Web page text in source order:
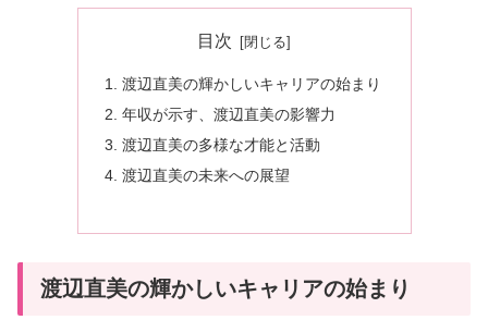
目次
渡辺直美の輝かしいキャリアの始まり
年収が示す、渡辺直美の影響力
渡辺直美の多様な才能と活動
渡辺直美の未来への展望
渡辺直美の輝かしいキャリアの始まり